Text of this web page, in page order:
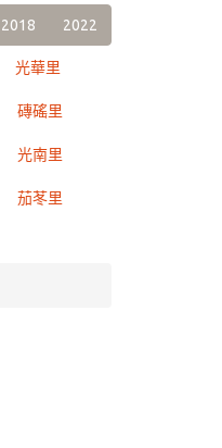
2018 2022
光華里
磚磘里
光南里
茄苳里